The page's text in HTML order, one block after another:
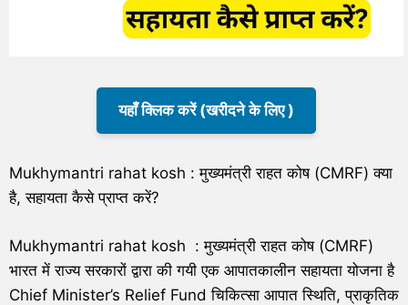
यहाँ क्लिक करें (खरीदने के लिए )
Mukhymantri rahat kosh : मुख्यमंत्री राहत कोष (CMRF) क्या
है, सहायता कैसे प्राप्त करें?
Mukhymantri rahat kosh : मुख्यमंत्री राहत कोष (CMRF)
भारत में राज्य सरकारों द्वारा की गयी एक आपातकालीन सहायता योजना है
Chief Minister’s Relief Fund चिकित्सा आपात स्थिति, प्राकृतिक